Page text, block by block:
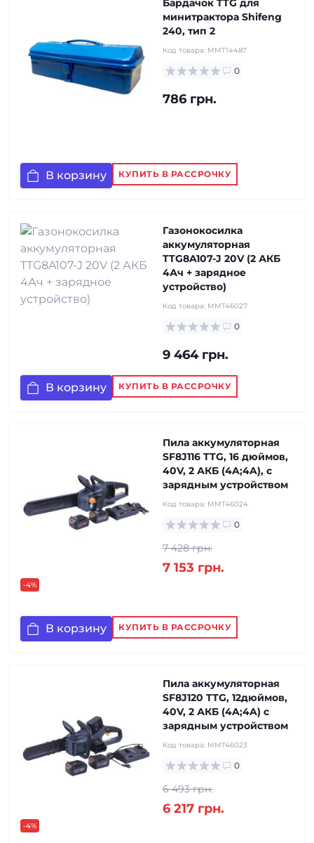
Бардачок TTG для
минитрактора Shifeng
240, тип 2
Код товара: MMT14487
0
786 грн.
В корзину КУПИТЬ В РАССРОЧКУ
Газонокосилка
аккумуляторная
TTG8A107-J 20V (2 АКБ
4Ач + зарядное
устройство)
Код товара: MMT46027
0
9 464 грн.
В корзину КУПИТЬ В РАССРОЧКУ
-4%
Пила аккумуляторная
SF8J116 TTG, 16 дюймов,
40V, 2 АКБ (4A;4A), с
зарядным устройством
Код товара: MMT46024
0
7 428 грн.
7 153 грн.
В корзину КУПИТЬ В РАССРОЧКУ
-4%
Пила аккумуляторная
SF8J120 TTG, 12дюймов,
40V, 2 АКБ (4A;4A) с
зарядным устройством
Код товара: MMT46023
0
6 493 грн.
6 217 грн.